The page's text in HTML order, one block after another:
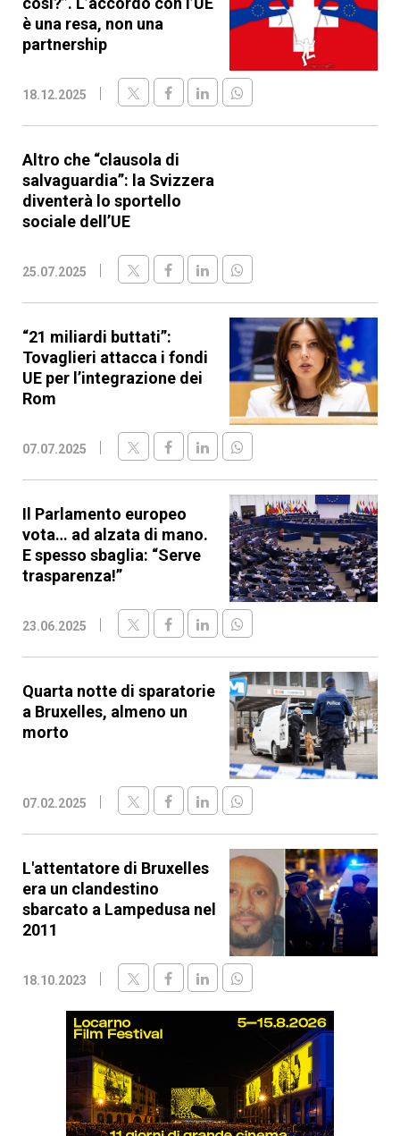
è una resa, non una
partnership
18.12.2025
Altro che “clausola di
salvaguardia”: la Svizzera
diventerà lo sportello
sociale dell’UE
25.07.2025
“21 miliardi buttati”:
Tovaglieri attacca i fondi
UE per l’integrazione dei
Rom
07.07.2025
Il Parlamento europeo
vota… ad alzata di mano.
E spesso sbaglia: “Serve
trasparenza!”
23.06.2025
Quarta notte di sparatorie
a Bruxelles, almeno un
morto
07.02.2025
L'attentatore di Bruxelles
era un clandestino
sbarcato a Lampedusa nel
2011
18.10.2023